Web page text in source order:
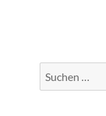
Suche
nach: